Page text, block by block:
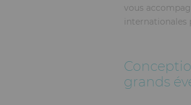
vous
grands